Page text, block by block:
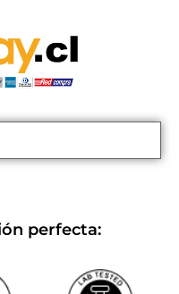
perfecta: